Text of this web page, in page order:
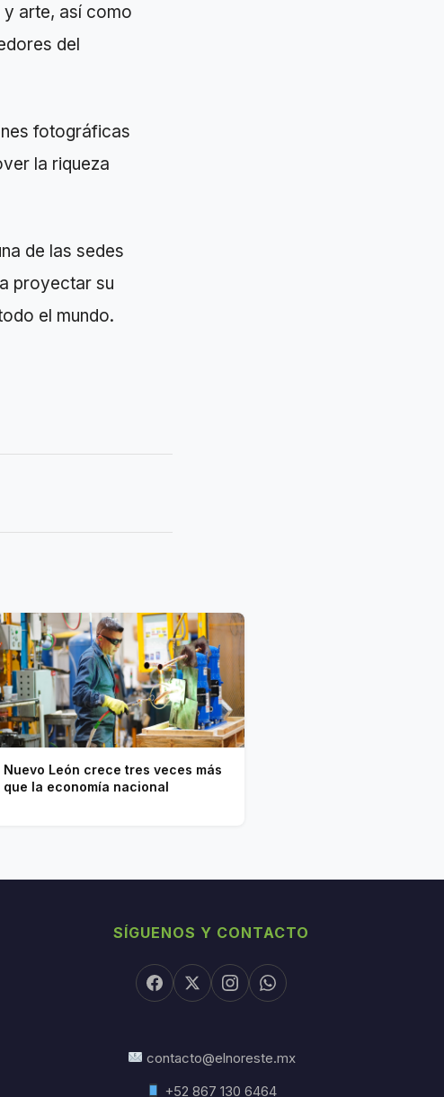
y arte, así como
del
fotográficas
la riqueza
de las sedes
proyectar su
el mundo.
Nuevo León crece tres veces más
que la economía nacional
SÍGUENOS Y CONTACTO
contacto@elnoreste.mx
+52 867 130 6464